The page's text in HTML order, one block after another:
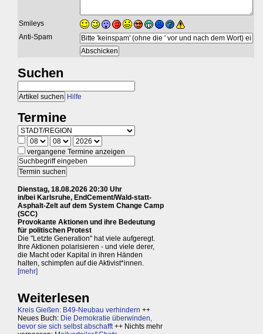
Smileys
Anti-Spam
Suchen
Hilfe
Termine
vergangene Termine anzeigen
Dienstag, 18.08.2026 20:30 Uhr
in/bei Karlsruhe, EndCement/Wald-statt-
Asphalt-Zelt auf dem System Change Camp
(SCC)
Provokante Aktionen und ihre Bedeutung
für politischen Protest
Die "Letzte Generation" hat viele aufgeregt.
Ihre Aktionen polarisieren - und viele derer,
die Macht oder Kapital in ihren Händen
halten, schimpfen auf die Aktivist*innen.
[mehr]
Weiterlesen
Kreis Gießen: B49-Neubau verhindern ++
Neues Buch: Die Demokratie überwinden,
bevor sie sich selbst abschafft++ Nichts mehr